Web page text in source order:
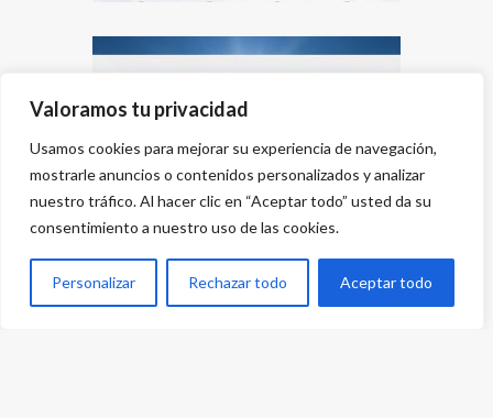
Valoramos tu privacidad
Usamos cookies para mejorar su experiencia de navegación,
mostrarle anuncios o contenidos personalizados y analizar
nuestro tráfico. Al hacer clic en “Aceptar todo” usted da su
consentimiento a nuestro uso de las cookies.
Personalizar Rechazar todo Aceptar todo